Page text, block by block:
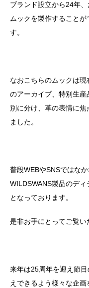
ブランド設立から24年、
ムックを製作すること
す。
なおこちらのムックは
のアーカイブ、特別生
別に分け、革の表情に
ました。
普段WEBやSNSではな
WILDSWANS製品のディ
となっております。
是非お手にとってご覧い
来年は25周年を迎え節
えできるよう様々な企